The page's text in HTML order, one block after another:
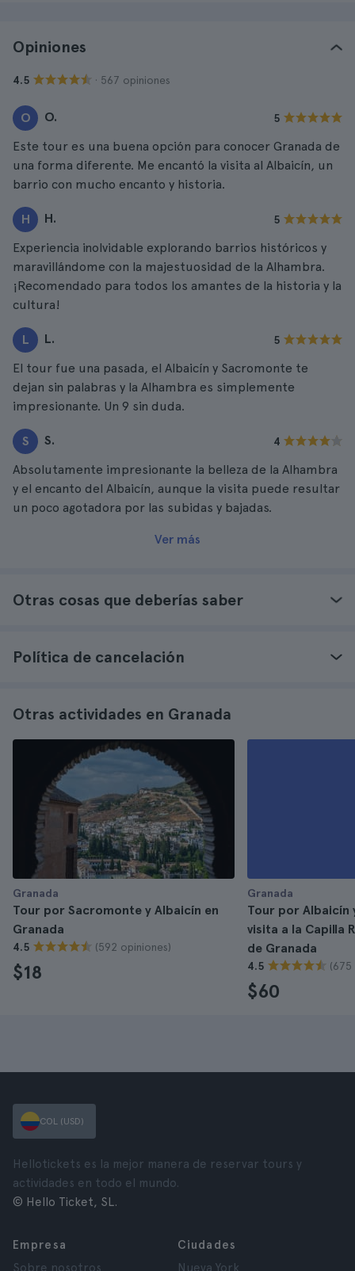
Opiniones
4.5 · 567 opiniones
O O. 5
Este tour es una buena opción para conocer Granada de
una forma diferente. Me encantó la visita al Albaicín, un
barrio con mucho encanto y historia.
H H. 5
Experiencia inolvidable explorando barrios históricos y
maravillándome con la majestuosidad de la Alhambra.
¡Recomendado para todos los amantes de la historia y la
cultura!
L L. 5
El tour fue una pasada, el Albaicín y Sacromonte te
dejan sin palabras y la Alhambra es simplemente
impresionante. Un 9 sin duda.
S S. 4
Absolutamente impresionante la belleza de la Alhambra
y el encanto del Albaicín, aunque la visita puede resultar
un poco agotadora por las subidas y bajadas.
Ver más
Otras cosas que deberías saber
Política de cancelación
Otras actividades en Granada
Granada
Tour por Sacromonte y Albaicín en
Granada
4.5 (592 opiniones)
$18
Granada
Tour por Albaicín
visita a la Capilla
de Granada
4.5 (675
$60
COL (USD)
Hellotickets es la mejor manera de reservar tours y
actividades en todo el mundo.
© Hello Ticket, SL.
Empresa
Sobre nosotros
Ciudades
Nueva York